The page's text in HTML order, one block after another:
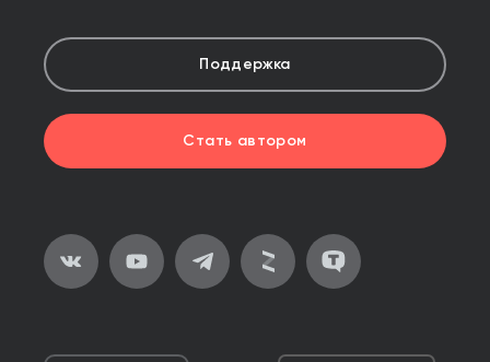
Поддержка
Стать автором